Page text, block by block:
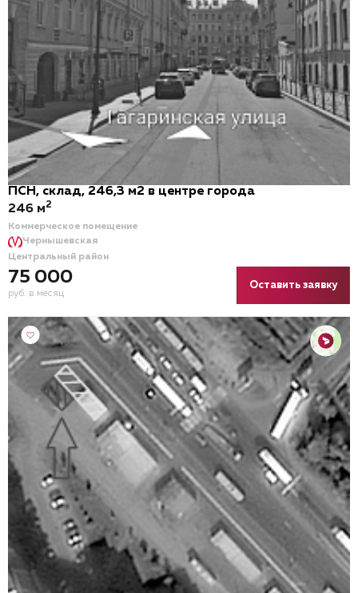
ПСН, склад, 246,3 м2 в центре города
Коммерческое помещение
Чернышевская
Центральный район
75 000
руб. в месяц
246 м2
Оставить заявку